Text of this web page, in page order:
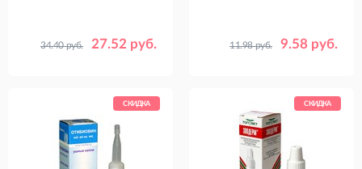
27.52 руб.
34.40 руб.
Объем,
15 30
9.58 руб.
11.98 руб.
СКИДКА СКИДКА